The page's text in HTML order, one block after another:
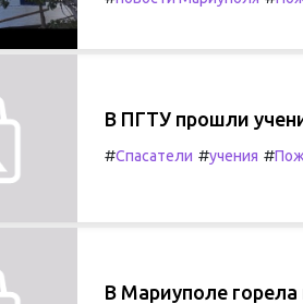
В ПГТУ прошли
#Спасатели #учения #
В Мариуполе горела